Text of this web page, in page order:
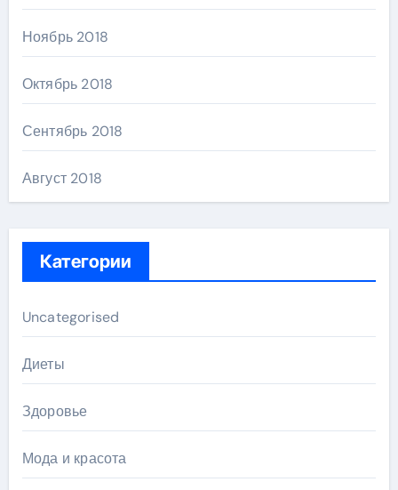
Ноябрь 2018
Октябрь 2018
Сентябрь 2018
Август 2018
Категории
Uncategorised
Диеты
Здоровье
Мода и красота